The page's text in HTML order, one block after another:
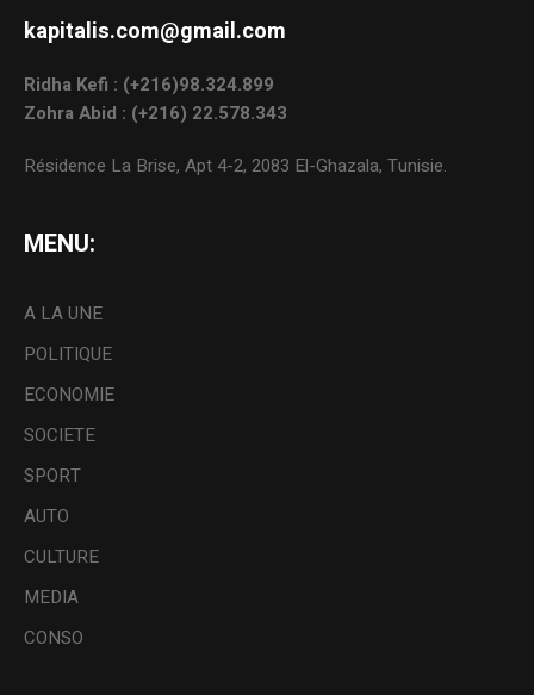
kapitalis.com@gmail.com
Ridha Kefi : (+216)98.324.899
Zohra Abid : (+216) 22.578.343
Résidence La Brise, Apt 4-2, 2083 El-Ghazala, Tunisie.
MENU:
A LA UNE
POLITIQUE
ECONOMIE
SOCIETE
SPORT
AUTO
CULTURE
MEDIA
CONSO